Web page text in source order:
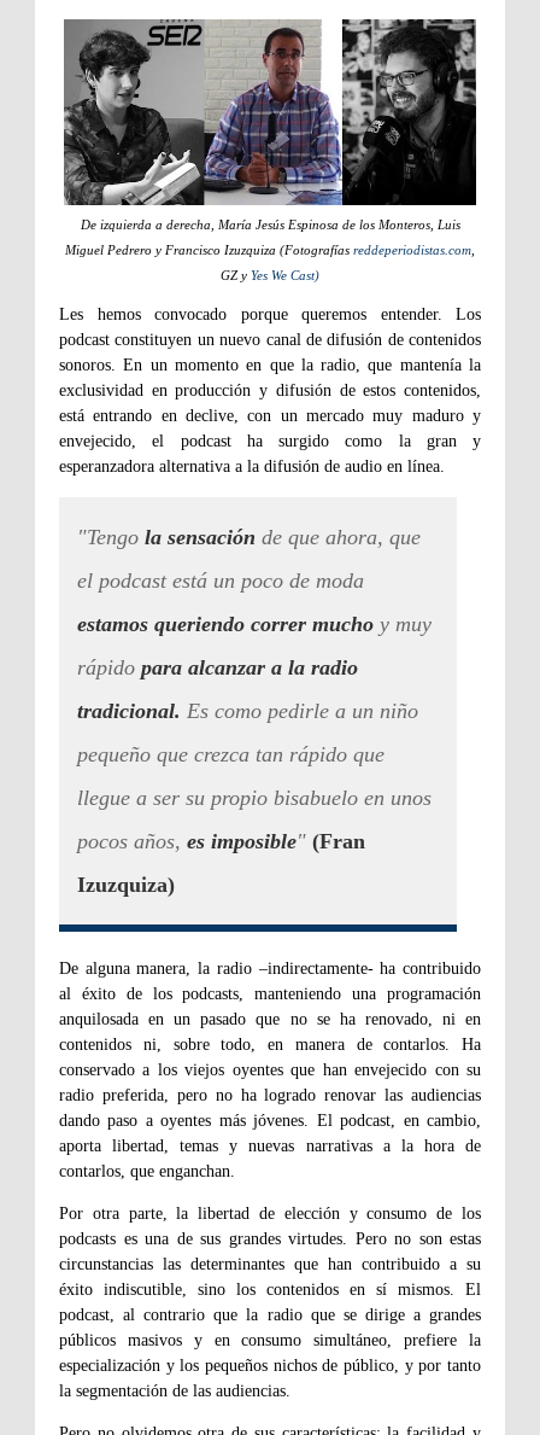
De izquierda a derecha, María Jesús Espinosa de los Monteros, Luis
Miguel Pedrero y Francisco Izuzquiza (Fotografías reddeperiodistas.com
GZ y Yes We Cast)
Les hemos convocado porque queremos entender. Los
podcast constituyen un nuevo canal de difusión de contenidos
sonoros. En un momento en que la radio, que mantenía la
exclusividad en producción y difusión de estos contenidos,
está entrando en declive, con un mercado muy maduro y
envejecido, el podcast ha surgido como la gran y
esperanzadora alternativa a la difusión de audio en línea.
"Tengo la sensación de que ahora, que
el podcast está un poco de moda
estamos queriendo correr mucho y muy
rápido para alcanzar a la radio
tradicional. Es como pedirle a un niño
pequeño que crezca tan rápido que
llegue a ser su propio bisabuelo en unos
pocos años, es imposible" (Fran
Izuzquiza)
De alguna manera, la radio –indirectamente- ha contribuido
al éxito de los podcasts, manteniendo una programación
anquilosada en un pasado que no se ha renovado, ni en
contenidos ni, sobre todo, en manera de contarlos. Ha
conservado a los viejos oyentes que han envejecido con su
radio preferida, pero no ha logrado renovar las audiencias
dando paso a oyentes más jóvenes. El podcast, en cambio,
aporta libertad, temas y nuevas narrativas a la hora de
contarlos, que enganchan.
Por otra parte, la libertad de elección y consumo de los
podcasts es una de sus grandes virtudes. Pero no son estas
circunstancias las determinantes que han contribuido a su
éxito indiscutible, sino los contenidos en sí mismos. El
podcast, al contrario que la radio que se dirige a grandes
públicos masivos y en consumo simultáneo, prefiere la
especialización y los pequeños nichos de público, y por tanto
la segmentación de las audiencias.